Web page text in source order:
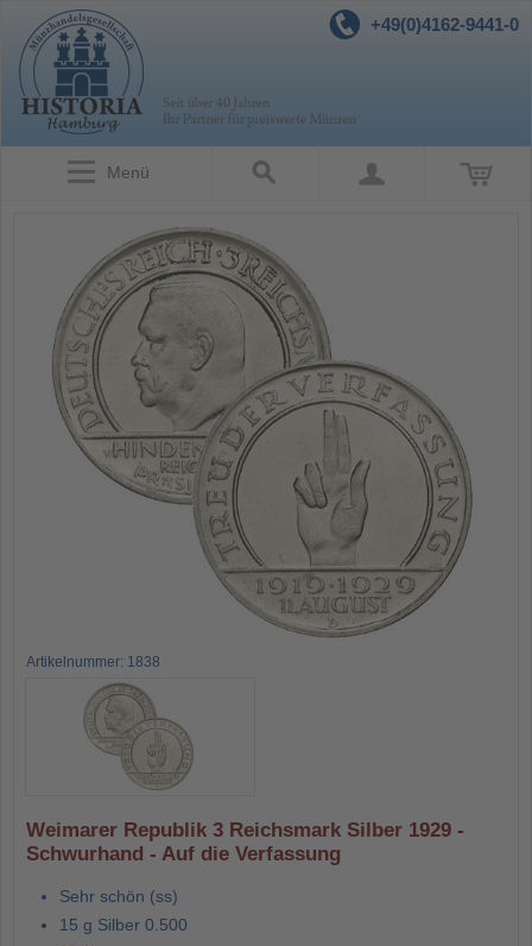
+49(0)4162-9441-0
Menü
Artikelnummer: 1838
Weimarer Republik 3 Reichsmark Silber 1929 -
Schwurhand - Auf die Verfassung
Sehr schön (ss)
15 g Silber 0.500